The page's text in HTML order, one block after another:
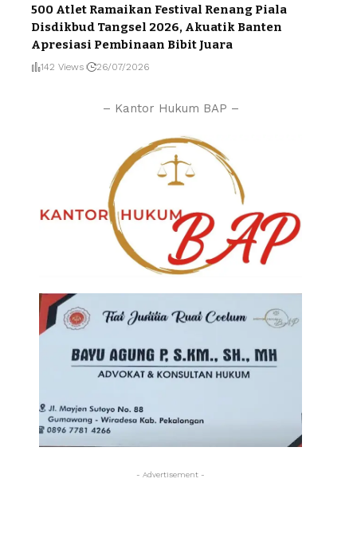
500 Atlet Ramaikan Festival Renang Piala
Disdikbud Tangsel 2026, Akuatik Banten
Apresiasi Pembinaan Bibit Juara
142 Views 26/07/2026
– Kantor Hukum BAP –
- Advertisement -